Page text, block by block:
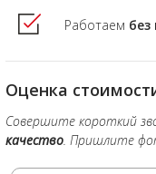
Работаем
Оценка
Совершите короткий
качество. Пришлите